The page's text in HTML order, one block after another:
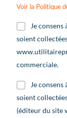
Voir la Politique
Je consens
soient
commerciale.
Je consens
soient
(éditeur du site